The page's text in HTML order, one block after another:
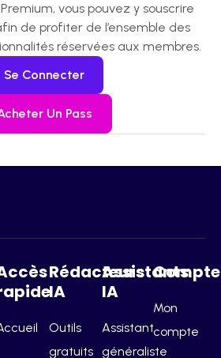
vous pouvez y souscrire
de profiter de l’ensemble des
réservées aux membres.
Se Connecter
Un Pass
Rédacteurs
IA
Outils
gratuits
Assistants
IA
Assistant
généraliste
Compte
Mon
compte